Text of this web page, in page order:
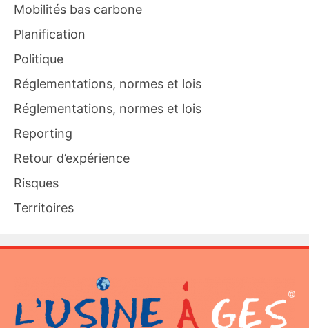
Mobilités bas carbone
Planification
Politique
Réglementations, normes et lois
Réglementations, normes et lois
Reporting
Retour d’expérience
Risques
Territoires